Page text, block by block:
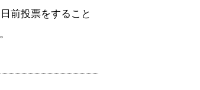
前投票をすること